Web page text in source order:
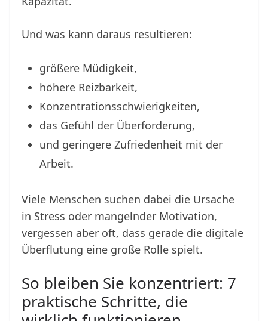
Und was kann daraus resultieren:
größere Müdigkeit,
höhere Reizbarkeit,
Konzentrationsschwierigkeiten,
das Gefühl der Überforderung,
und geringere Zufriedenheit mit der
Arbeit.
Viele Menschen suchen dabei die Ursache
in Stress oder mangelnder Motivation,
vergessen aber oft, dass gerade die digitale
Überflutung eine große Rolle spielt.
So bleiben Sie konzentriert: 7
praktische Schritte, die